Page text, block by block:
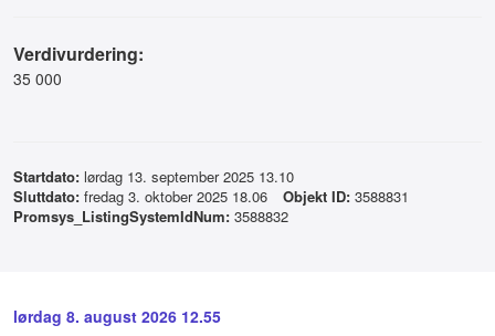
Verdivurdering:
35 000
Startdato: lørdag 13. september 2025 13.10
Sluttdato: fredag 3. oktober 2025 18.06 Objekt ID: 3588831
Promsys_ListingSystemIdNum: 3588832
lørdag 8. august 2026 12.55